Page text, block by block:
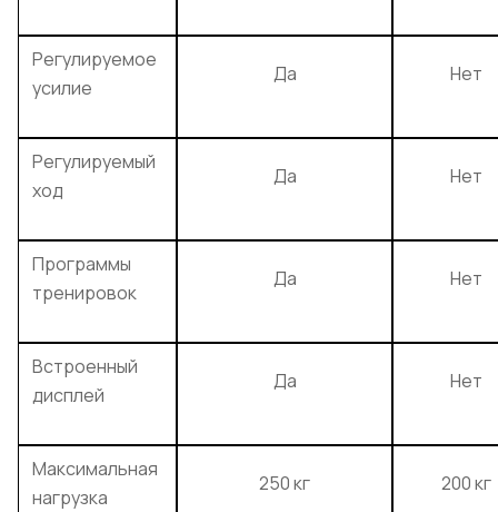
Регулируемое
усилие
Да Нет
Регулируемый
ход
Да Нет
Программы
тренировок
Да Нет
Встроенный
дисплей
Да Нет
Максимальная
нагрузка
250 кг 200 кг